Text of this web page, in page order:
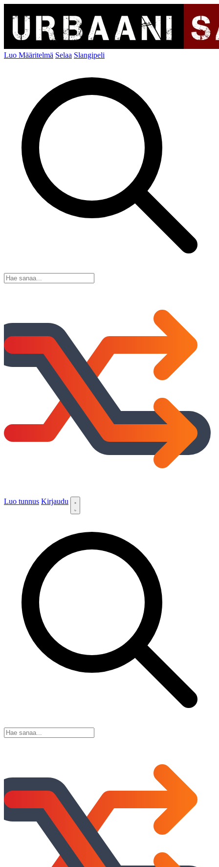
Luo Määritelmä Selaa Slangipeli
Luo tunnus Kirjaudu